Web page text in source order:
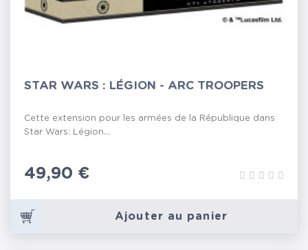
STAR WARS : LÉGION - ARC TROOPERS
Cette extension pour les armées de la République dans
Star Wars: Légion...
Prix
49,90 €
Ajouter au panier